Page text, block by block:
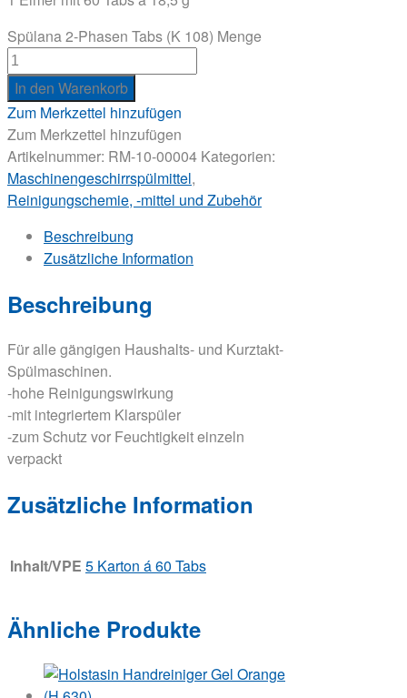
Spülana 2-Phasen Tabs (K 108) Menge
In den Warenkorb
Zum Merkzettel hinzufügen
Zum Merkzettel hinzufügen
Artikelnummer: RM-10-00004 Kategorien:
Maschinengeschirrspülmittel,
Reinigungschemie, -mittel und Zubehör
Beschreibung
Zusätzliche Information
Beschreibung
Für alle gängigen Haushalts- und Kurztakt-
Spülmaschinen.
-hohe Reinigungswirkung
-mit integriertem Klarspüler
-zum Schutz vor Feuchtigkeit einzeln
verpackt
Zusätzliche Information
Inhalt/VPE 5 Karton á 60 Tabs
Ähnliche Produkte